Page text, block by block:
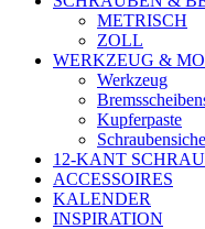
METRISCH
ZOLL
WERKZEUG &
Werkzeug
Kupferpaste
12-KANT
ACCESSOIRES
KALENDER
INSPIRATION